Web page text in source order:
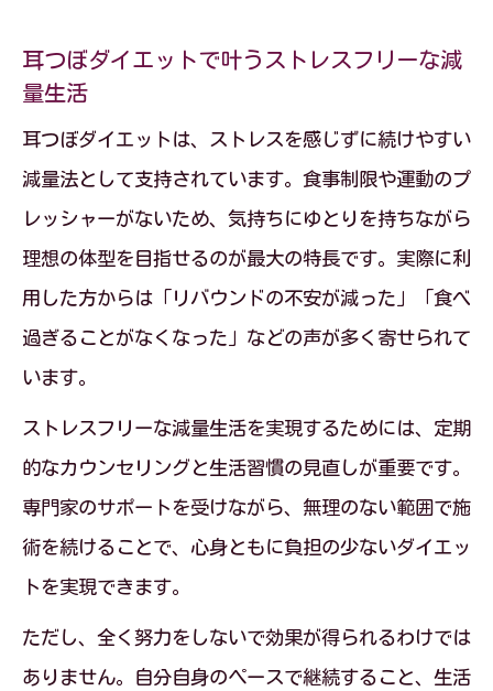
耳つぼダイエットで叶うストレスフリーな減
量生活
耳つぼダイエットは、ストレスを感じずに続けやすい
減量法として支持されています。食事制限や運動のプ
レッシャーがないため、気持ちにゆとりを持ちながら
理想の体型を目指せるのが最大の特長です。実際に利
用した方からは「リバウンドの不安が減った」「食べ
過ぎることがなくなった」などの声が多く寄せられて
います。
ストレスフリーな減量生活を実現するためには、定期
的なカウンセリングと生活習慣の見直しが重要です。
専門家のサポートを受けながら、無理のない範囲で施
術を続けることで、心身ともに負担の少ないダイエッ
トを実現できます。
ただし、全く努力をしないで効果が得られるわけでは
ありません。自分自身のペースで継続すること、生活